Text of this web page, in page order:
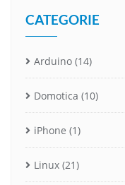
CATEGORIE
Arduino (14)
Domotica (10)
iPhone (1)
Linux (21)